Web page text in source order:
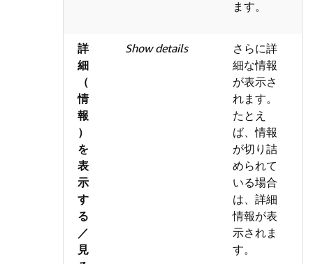
ます。
詳
細
（
情
報
）
を
表
示
す
る
／
見
Show details
さらに詳
細な情報
が表示さ
れます。
たとえ
ば、情報
が切り詰
められて
いる場合
は、詳細
情報が表
示されま
す。